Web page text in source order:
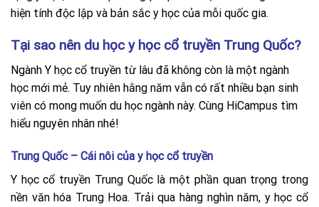
hiện tính độc lập và bản sắc y học của mỗi quốc gia.
Tại sao nên du học y học cổ truyền Trung Quốc?
Ngành Y học cổ truyền từ lâu đã không còn là một ngành
học mới mẻ. Tuy nhiên hằng năm vẫn có rất nhiều bạn sinh
viên có mong muốn du học ngành này. Cùng HiCampus tìm
hiểu nguyên nhân nhé!
Trung Quốc – Cái nôi của y học cổ truyền
Y học cổ truyền Trung Quốc là một phần quan trọng trong
nền văn hóa Trung Hoa. Trải qua hàng nghìn năm, y học cổ